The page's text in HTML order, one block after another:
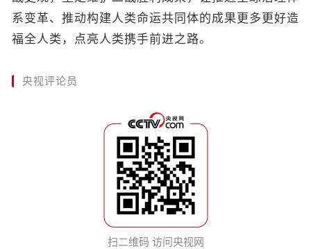
系变革、推动构建人类命运共同体的成果更多更好造
福全人类，点亮人类携手前进之路。
央视评论员
扫二维码 访问央视网